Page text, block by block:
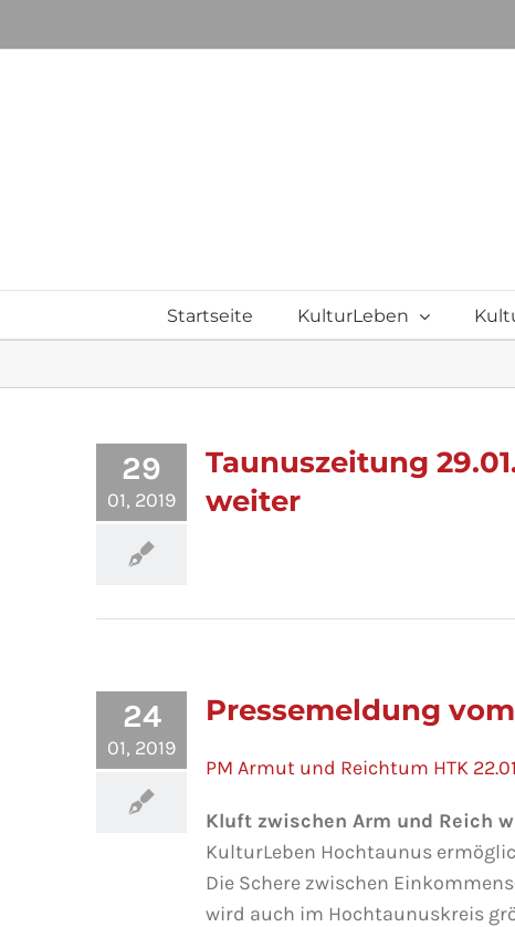
Inhalt
Startseite KulturLeben
29
01, 2019
Taunuszeitung
weiter
24
01, 2019
Pressemeldung vom
PM Armut und Reichtum HTK
Kluft zwischen Arm und Reich
KulturLeben Hochtaunus
Die Schere zwischen
wird auch im Hochtaunuskreis